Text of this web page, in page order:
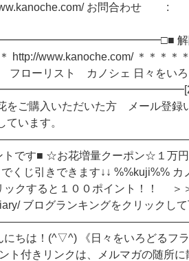
お問合わせ :
解除
http://www.kanoche.com/ ＊＊＊＊
フローリスト カノシェ 日々をい
ご購入いただいた方 メール登録
います。
トです■ ☆お花増量クーポン☆１万
くじ引きできます↓↓ %%kuji%% カ
ックすると１００ポイント！！ ＞
ブログランキングをクリックして
ちは！(^▽^) 《日々をいろどるフラ
付きリンクは、メルマガの随所に